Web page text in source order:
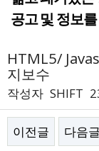
공고 및 정보
HTML5/
지보수
작성자 SHIFT
이전글 다음글